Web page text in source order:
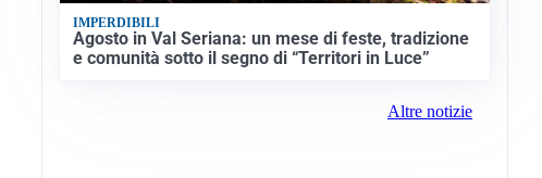
IMPERDIBILI
Agosto in Val Seriana: un mese di feste, tradizione
e comunità sotto il segno di “Territori in Luce”
Altre notizie